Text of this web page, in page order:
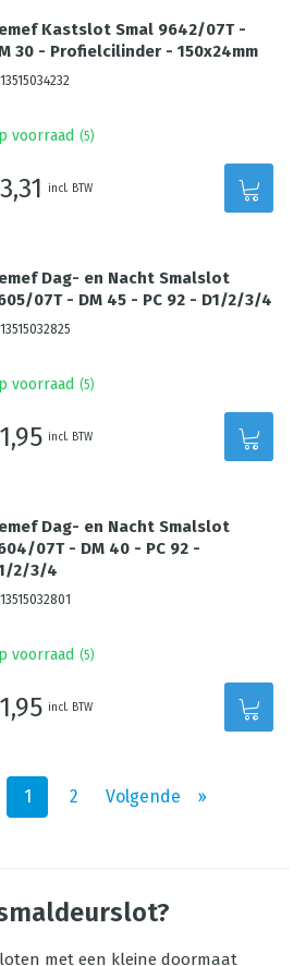
Kastslot Smal 9642/07T -
30 - Profielcilinder - 150x24mm
voorraad (5)
incl. BTW
Dag- en Nacht Smalslot
07T - DM 45 - PC 92 - D1/2/3/4
voorraad (5)
incl. BTW
Dag- en Nacht Smalslot
07T - DM 40 - PC 92 -
2/3/4
voorraad (5)
incl. BTW
1 2 Volgende ››
met een kleine doormaat